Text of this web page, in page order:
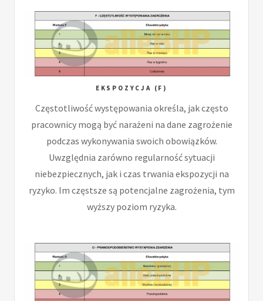
EKSPOZYCJA (F)
Częstotliwość występowania określa, jak często
pracownicy mogą być narażeni na dane zagrożenie
podczas wykonywania swoich obowiązków.
Uwzględnia zarówno regularność sytuacji
niebezpiecznych, jak i czas trwania ekspozycji na
ryzyko. Im częstsze są potencjalne zagrożenia, tym
wyższy poziom ryzyka.